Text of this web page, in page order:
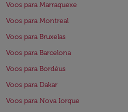
Voos para Marraquexe
Voos para Montreal
Voos para Bruxelas
Voos para Barcelona
Voos para Bordéus
Voos para Dakar
Voos para Nova Iorque